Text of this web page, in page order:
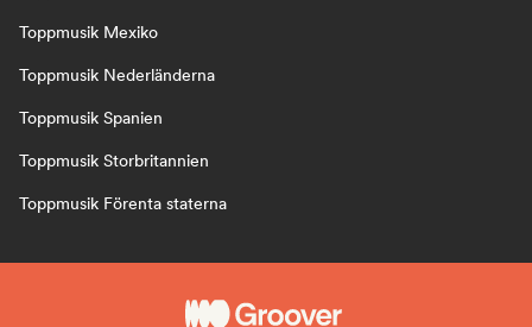
Toppmusik Mexiko
Toppmusik Nederländerna
Toppmusik Spanien
Toppmusik Storbritannien
Toppmusik Förenta staterna